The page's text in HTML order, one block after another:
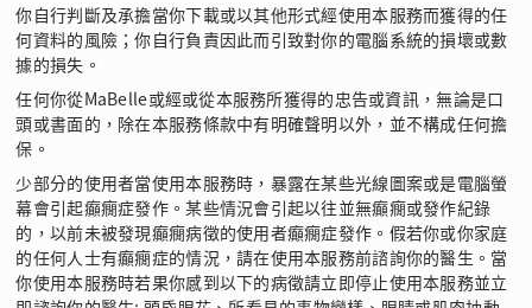
你自行判斷及承擔當你下載或以其他形式經使用本服務而獲得的任
何資料的風險；你自行負責因此而引致對你的電腦系統的損壞或數
據的損失。
任何你從MaBelle或經或從本服務所獲得的忠告或資訊，無論是口
頭或書面的，除在本服務條款中有明確聲明以外，並不構成任何擔
保。
少部分的使用者當使用本服務時，暴露在某些光線圖案或是電腦螢
幕會引起癲癇症發作。某些情況會引起以往並無癲癇或發作紀錄
的，以前未被發現癲癇病徵的使用者癲癇症發作。假若你或你家庭
的任何人士有癲癇症的情況，請在使用本服務前諮詢你的醫生。當
你使用本服務時若果你感到以下的病徵請立即停止使用本服務並立